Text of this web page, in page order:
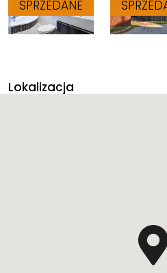
Lokalizacja